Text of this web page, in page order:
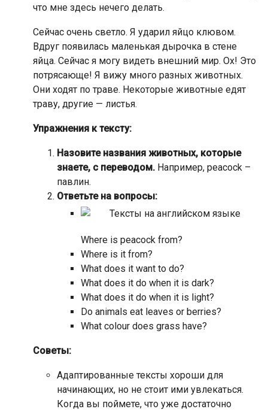
что мне здесь нечего делать.
Сейчас очень светло. Я ударил яйцо клювом.
Вдруг появилась маленькая дырочка в стене
яйца. Сейчас я могу видеть внешний мир. Ох! Это
потрясающе! Я вижу много разных животных.
Они ходят по траве. Некоторые животные едят
траву, другие — листья.
Упражнения к тексту:
Назовите названия животных, которые
знаете, с переводом. Например, peacock –
павлин.
Ответьте на вопросы:
Where is peacock from?
Where is it from?
What does it want to do?
What does it do when it is dark?
What does it do when it is light?
Do animals eat leaves or berries?
What colour does grass have?
Советы:
Адаптированные тексты хороши для
начинающих, но не стоит ими увлекаться.
Когда вы поймете, что уже достаточно